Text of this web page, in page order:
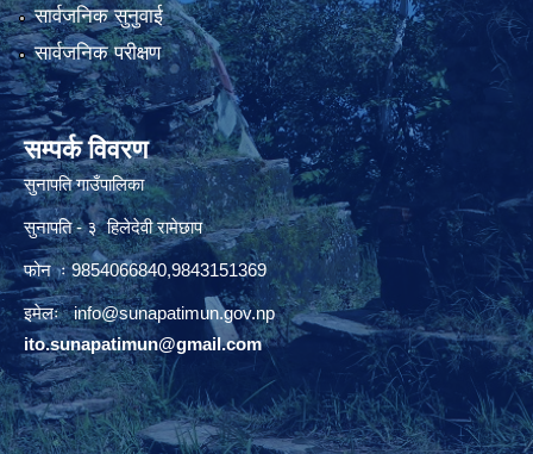
सार्वजनिक सुनुवाई
सार्वजनिक परीक्षण
सम्पर्क विवरण
सुनापति गाउँपालिका
सुनापति - ३ हिलेदेवी रामेछाप
फोन ः 9854066840,9843151369
इमेलः info@sunapatimun.gov.np
ito.sunapatimun@gmail.com